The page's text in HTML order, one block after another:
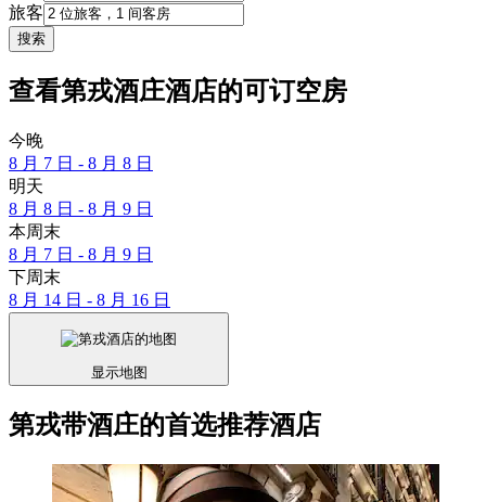
旅客
搜索
查看第戎酒庄酒店的可订空房
今晚
8 月 7 日 - 8 月 8 日
明天
8 月 8 日 - 8 月 9 日
本周末
8 月 7 日 - 8 月 9 日
下周末
8 月 14 日 - 8 月 16 日
显示地图
第戎带酒庄的首选推荐酒店